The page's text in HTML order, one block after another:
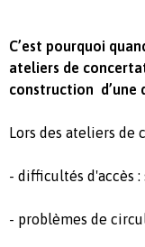
C’est pourquoi
ateliers de
construction d’une
Lors des ateliers de
- difficultés d'accès
- problèmes de